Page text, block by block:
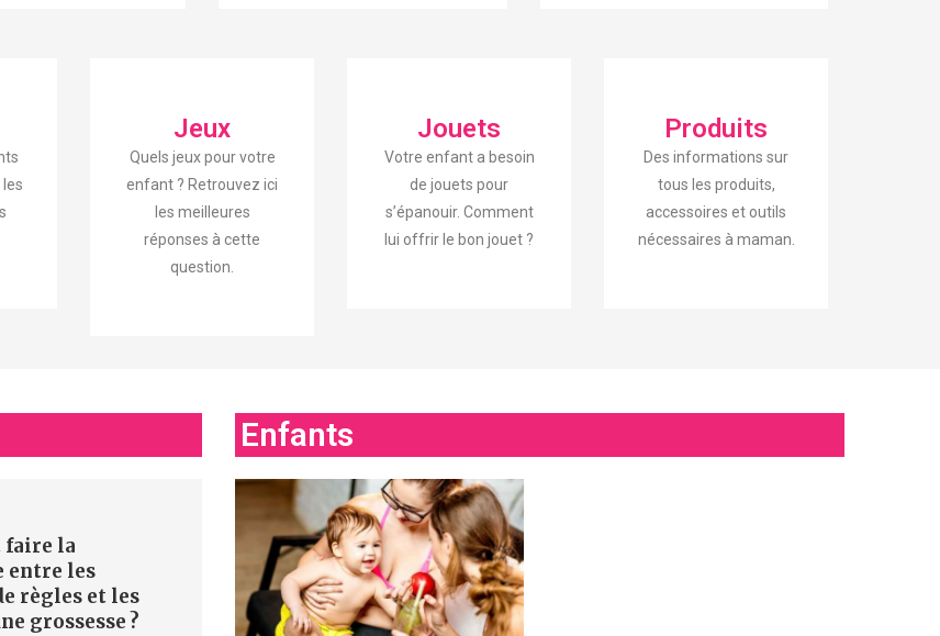
Jeux
Quels jeux pour votre
enfant ? Retrouvez ici
les meilleures
réponses à cette
question.
Jouets
Votre enfant a besoin
de jouets pour
s’épanouir. Comment
lui offrir le bon jouet ?
Produits
Des informations sur
tous les produits,
accessoires et outils
nécessaires à maman.
faire la
entre les
règles et les
grossesse ?
Enfants